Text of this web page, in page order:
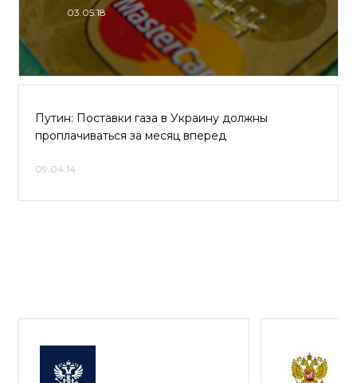
03.05.18
Путин: Поставки газа в Украину должны
проплачиваться за месяц вперед
09.04.14